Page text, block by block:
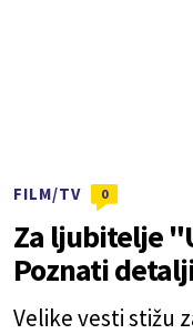
FILM/TV 0
Za ljubitelje
Poznati
Velike vesti stižu